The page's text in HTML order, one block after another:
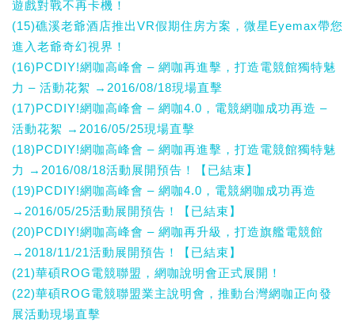
遊戲對戰不再卡機！
(15)礁溪老爺酒店推出VR假期住房方案，微星Eyemax帶您
進入老爺奇幻視界！
(16)PCDIY!網咖高峰會 – 網咖再進擊，打造電競館獨特魅
力 – 活動花絮 →2016/08/18現場直擊
(17)PCDIY!網咖高峰會 – 網咖4.0，電競網咖成功再造 –
活動花絮 →2016/05/25現場直擊
(18)PCDIY!網咖高峰會 – 網咖再進擊，打造電競館獨特魅
力 →2016/08/18活動展開預告！【已結束】
(19)PCDIY!網咖高峰會 – 網咖4.0，電競網咖成功再造
→2016/05/25活動展開預告！【已結束】
(20)PCDIY!網咖高峰會 – 網咖再升級，打造旗艦電競館
→2018/11/21活動展開預告！【已結束】
(21)華碩ROG電競聯盟，網咖說明會正式展開！
(22)華碩ROG電競聯盟業主說明會，推動台灣網咖正向發
展活動現場直擊